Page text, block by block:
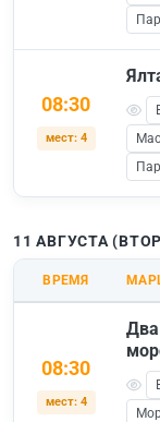
08:30
мест: 4
11 АВГУСТА
ВРЕМЯ
08:30
мест: 4
Два